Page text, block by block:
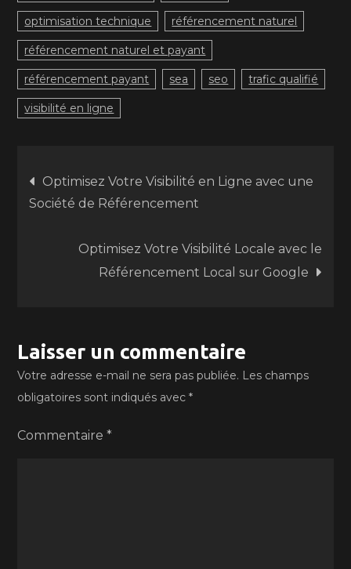
optimisation technique référencement naturel
référencement naturel et payant
référencement payant sea seo trafic qualifié
visibilité en ligne
Navigation
de
l’article
Optimisez Votre Visibilité en Ligne avec une
Société de Référencement
Optimisez Votre Visibilité Locale avec le
Référencement Local sur Google
Laisser un commentaire
Votre adresse e-mail ne sera pas publiée. Les champs
obligatoires sont indiqués avec*
Commentaire*